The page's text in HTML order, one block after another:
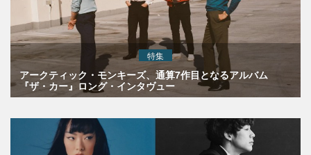
特集
アークティック・モンキーズ、通算7作目となるアルバム
『ザ・カー』ロング・インタヴュー